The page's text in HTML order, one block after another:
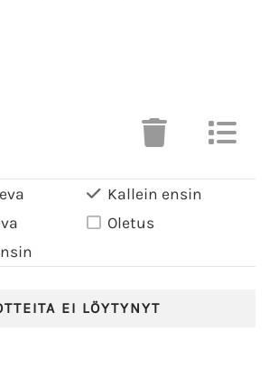
Kallein ensin
Oletus
EI LÖYTYNYT